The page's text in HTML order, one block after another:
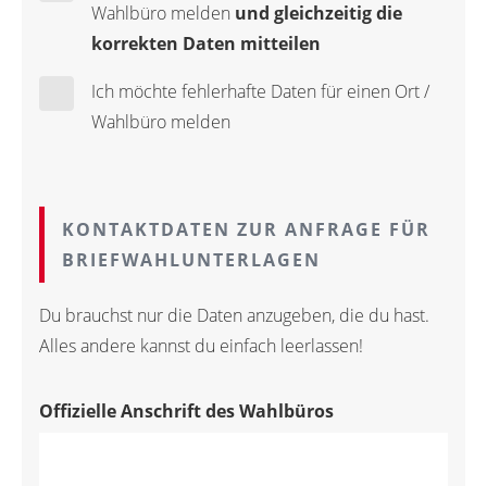
Wahlbüro melden und gleichzeitig die
korrekten Daten mitteilen
Ich möchte fehlerhafte Daten für einen Ort /
Wahlbüro melden
KONTAKTDATEN ZUR ANFRAGE FÜR
BRIEFWAHLUNTERLAGEN
Du brauchst nur die Daten anzugeben, die du hast.
Alles andere kannst du einfach leerlassen!
Offizielle Anschrift des Wahlbüros